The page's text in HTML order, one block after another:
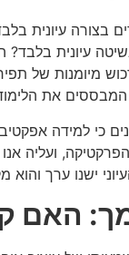
בצורה עיונית
עיונית
מיומנות של
את
כי למידה
ועליה
ישנו ערך
האם